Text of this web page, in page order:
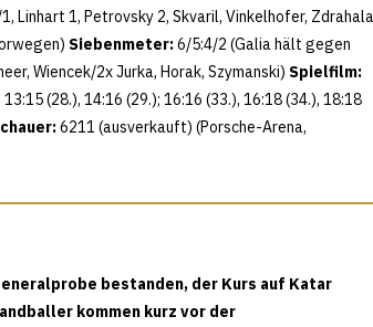
Linhart 1, Petrovsky 2, Skvaril, Vinkelhofer, Zdrahala
Siebenmeter:6/5:4/2 (Galia hält gegen
Wiencek/2x Jurka, Horak, Szymanski) Spielfilm:
(28.), 14:16 (29.); 16:16 (33.), 16:18 (34.), 18:18
6211 (ausverkauft) (Porsche-Arena,
bestanden, der Kurs auf Katar
kommen kurz vor der